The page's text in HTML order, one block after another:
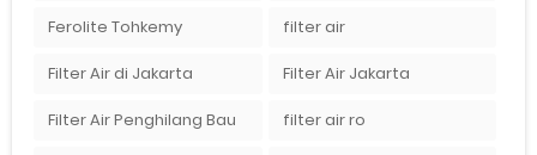
Ferolite Tohkemy filter air
Filter Air di Jakarta Filter Air Jakarta
Filter Air Penghilang Bau filter air ro